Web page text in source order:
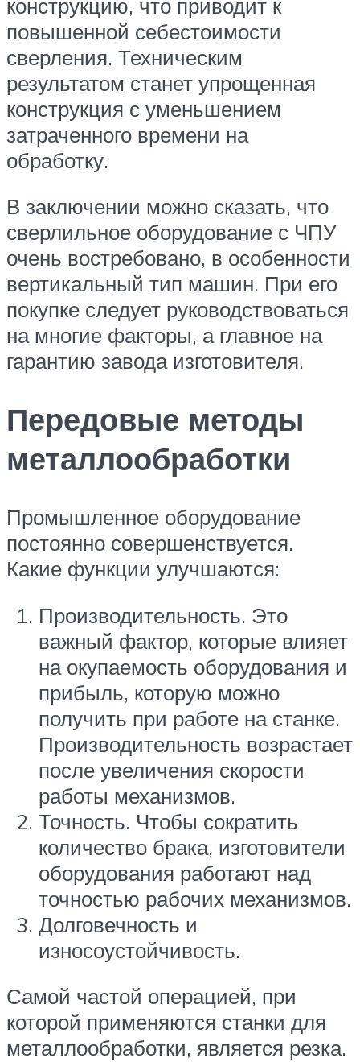
конструкцию, что приводит к
повышенной себестоимости
сверления. Техническим
результатом станет упрощенная
конструкция с уменьшением
затраченного времени на
обработку.
В заключении можно сказать, что
сверлильное оборудование с ЧПУ
очень востребовано, в особенности
вертикальный тип машин. При его
покупке следует руководствоваться
на многие факторы, а главное на
гарантию завода изготовителя.
Передовые методы
металлообработки
Промышленное оборудование
постоянно совершенствуется.
Какие функции улучшаются:
Производительность. Это
важный фактор, которые влияет
на окупаемость оборудования и
прибыль, которую можно
получить при работе на станке.
Производительность возрастает
после увеличения скорости
работы механизмов.
Точность. Чтобы сократить
количество брака, изготовители
оборудования работают над
точностью рабочих механизмов.
Долговечность и
износоустойчивость.
Самой частой операцией, при
которой применяются станки для
металлообработки, является резка.